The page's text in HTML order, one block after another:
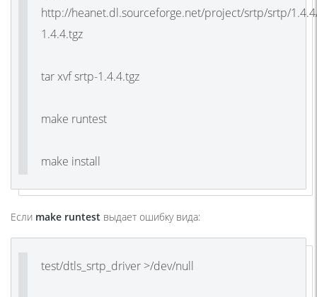
http://heanet.dl.sourceforge.net/project/srtp/srtp/
1.4.4.tgz
tar xvf srtp-1.4.4.tgz
make runtest
make install
Если make runtest выдает ошибку вида:
test/dtls_srtp_driver >/dev/null